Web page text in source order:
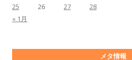
« 1月
25
26 27 28
メタ情報